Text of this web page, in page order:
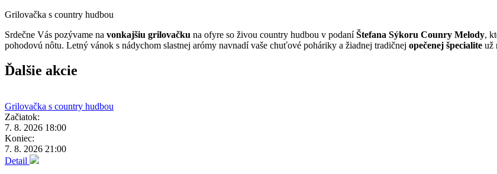
Grilovačka s country hudbou
Srdečne Vás pozývame na vonkajšiu grilovačku na ofyre so živou country hudbou v podaníŠtefana Sýkoru Counry Melody,
pohodovú nôtu. Letný vánok s nádychom slastnej arómy navnadí vaše chuťové poháriky a žiadnej tradičnej opečenej špecialite už
Ďalšie akcie
Grilovačka s country hudbou
Začiatok:
7. 8. 2026 18:00
Koniec:
7. 8. 2026 21:00
Detail